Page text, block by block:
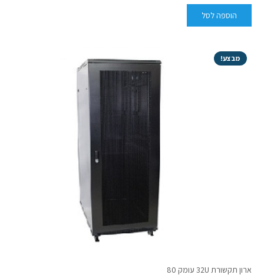
הוספה לסל
מבצע!
ארון תקשורת 32U עומק 80